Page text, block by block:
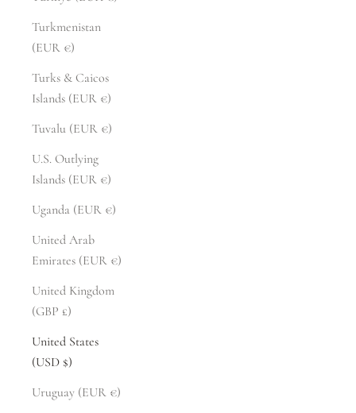
Turkmenistan
(EUR €)
Turks & Caicos
Islands (EUR €)
Tuvalu (EUR €)
U.S. Outlying
Islands (EUR €)
Uganda (EUR €)
United Arab
Emirates (EUR €)
United Kingdom
(GBP £)
United States
(USD $)
Uruguay (EUR €)